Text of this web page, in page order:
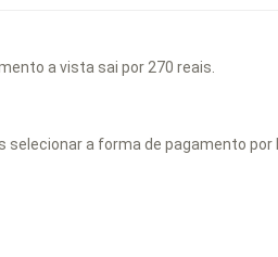
a vista sai por 270 reais.
a forma de pagamento